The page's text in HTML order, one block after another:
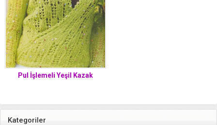
Pul İşlemeli Yeşil Kazak
Kategoriler